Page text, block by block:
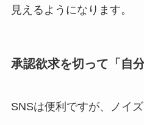
見えるようになります。
承認欲求を切って「自
SNSは便利ですが、ノイズ